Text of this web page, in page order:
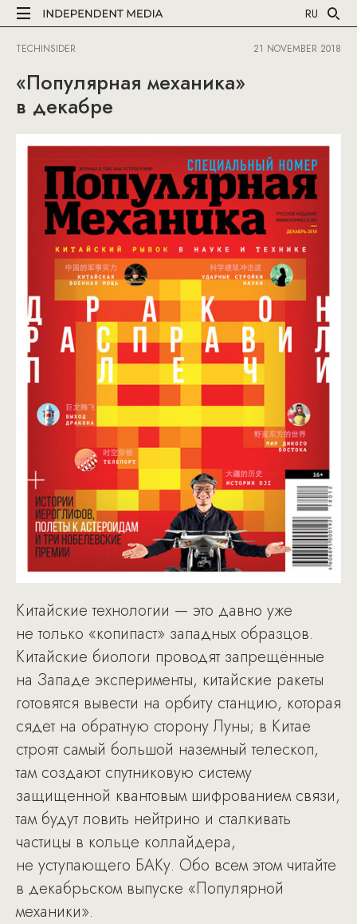
RU
TECHINSIDER 21 NOVEMBER 2018
«Популярная механика»
в декабре
Китайские технологии — это давно уже
не только «копипаст» западных образцов.
Китайские биологи проводят запрещённые
на Западе эксперименты, китайские ракеты
готовятся вывести на орбиту станцию, которая
сядет на обратную сторону Луны; в Китае
строят самый большой наземный телескоп,
там создают спутниковую систему
защищенной квантовым шифрованием связи,
там будут ловить нейтрино и сталкивать
частицы в кольце коллайдера,
не уступающего БАКу. Обо всем этом читайте
в декабрьском выпуске «Популярной
механики».